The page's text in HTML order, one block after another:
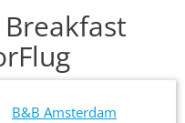
B&B Amsterdam